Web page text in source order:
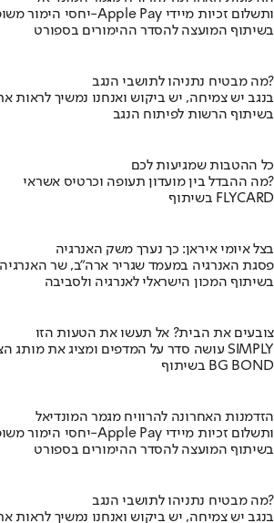
יחסי הימור משופרים, הפקדות ב-Apple Pay ותשלום זכיות מיידי
בשיתוף המועצה להסדר ההימורים בספורט
מה מבטיח נתניהו לתושבי הנגב?
בנגב יש צמיחה, יש ביקוש ואנחנו נמשיך לראות
בשיתוף הרשות לפיתוח הנגב
כל ההטבות שמגיעות לכם
מה ההבדל בין מועדון תעופה וכרטיס אשראי?
בשיתוף FLYCARD
בצל איומי איראן: כך נערך משק האנרגיה
פסגת האנרגיה במעמד שגריר ארה"ב, שר
בשיתוף המכון הישראלי לאנרגיה ולסביבה
צובעים את הבית? אל תעשו את הטעות הזו
מומחה BG BOND עושה סדר על המדפים ומציג את מותג הצבע SIMPLY
בשיתוף BG BOND
הזדמנות האחרונה להרוויח מגמר המונדיאל
יחסי הימור משופרים, הפקדות ב-Apple Pay ותשלום זכיות מיידי
בשיתוף המועצה להסדר ההימורים בספורט
מה מבטיח נתניהו לתושבי הנגב?
בנגב יש צמיחה, יש ביקוש ואנחנו נמשיך לראות